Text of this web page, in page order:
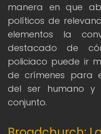
manera en que
políticos de
elementos la
destacado de
policiaco puede ir
de crímenes para
del ser humano
conjunto.